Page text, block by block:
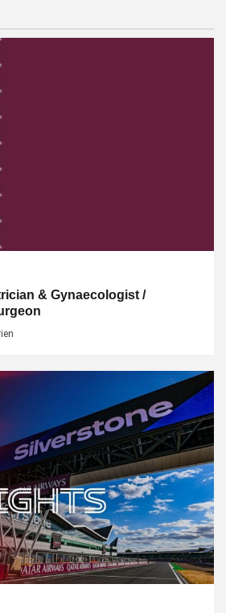
& Gynaecologist /